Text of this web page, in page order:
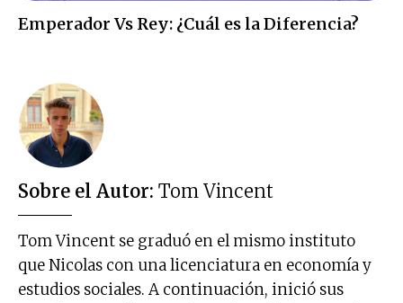
Emperador Vs Rey: ¿Cuál es la Diferencia?
Sobre el Autor: Tom Vincent
Tom Vincent se graduó en el mismo instituto
que Nicolas con una licenciatura en economía y
estudios sociales. A continuación, inició sus